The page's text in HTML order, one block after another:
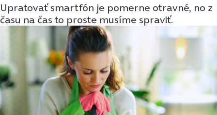
Upratovať smartfón je pomerne otravné, no z
času na čas to proste musíme spraviť.